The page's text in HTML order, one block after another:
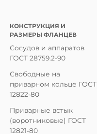
КОНСТРУКЦИЯ И
РАЗМЕРЫ ФЛАНЦЕВ
Сосудов и аппаратов
ГОСТ 28759.2-90
Свободные на
приварном кольце ГОСТ
12822-80
Приварные встык
(воротниковые) ГОСТ
12821-80